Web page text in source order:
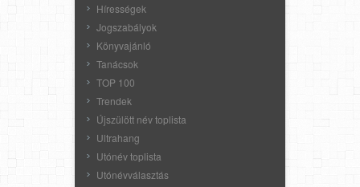
Hírességek
Jogszabályok
Könyvajánló
Tanácsok
TOP 100
Trendek
Újszülött név toplista
Ultrahang
Utónév toplista
Utónévválasztás